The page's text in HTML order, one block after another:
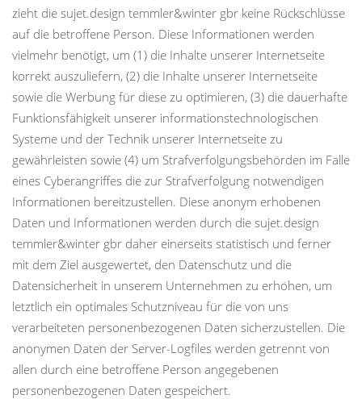
zieht die sujet.design temmler&winter gbr keine Rückschlüsse
auf die betroffene Person. Diese Informationen werden
vielmehr benötigt, um (1) die Inhalte unserer Internetseite
korrekt auszuliefern, (2) die Inhalte unserer Internetseite
sowie die Werbung für diese zu optimieren, (3) die dauerhafte
Funktionsfähigkeit unserer informationstechnologischen
Systeme und der Technik unserer Internetseite zu
gewährleisten sowie (4) um Strafverfolgungsbehörden im Falle
eines Cyberangriffes die zur Strafverfolgung notwendigen
Informationen bereitzustellen. Diese anonym erhobenen
Daten und Informationen werden durch die sujet.design
temmler&winter gbr daher einerseits statistisch und ferner
mit dem Ziel ausgewertet, den Datenschutz und die
Datensicherheit in unserem Unternehmen zu erhöhen, um
letztlich ein optimales Schutzniveau für die von uns
verarbeiteten personenbezogenen Daten sicherzustellen. Die
anonymen Daten der Server-Logfiles werden getrennt von
allen durch eine betroffene Person angegebenen
personenbezogenen Daten gespeichert.